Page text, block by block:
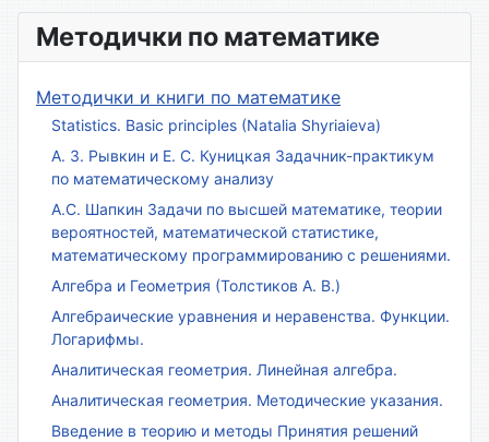
Методички по математике
Методички и книги по математике
Statistics. Basic principles (Natalia Shyriaieva)
А. З. Рывкин и Е. С. Куницкая Задачник-практикум
по математическому анализу
А.С. Шапкин Задачи по высшей математике, теории
вероятностей, математической статистике,
математическому программированию с решениями.
Алгебра и Геометрия (Толстиков А. В.)
Алгебраические уравнения и неравенства. Функции.
Логарифмы.
Аналитическая геометрия. Линейная алгебра.
Аналитическая геометрия. Методические указания.
Введение в теорию и методы Принятия решений